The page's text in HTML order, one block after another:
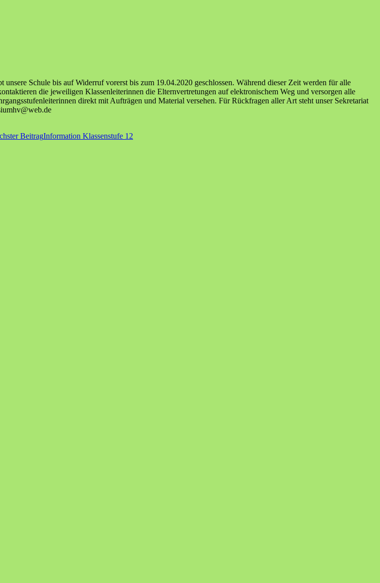
Schule bis auf Widerruf vorerst bis zum 19.04.2020 geschlossen. Während dieser Zeit werden für alle
die jeweiligen Klassenleiterinnen die Elternvertretungen auf elektronischem Weg und versorgen alle
direkt mit Aufträgen und Material versehen. Für Rückfragen aller Art steht unser Sekretariat
BeitragInformation Klassenstufe 12